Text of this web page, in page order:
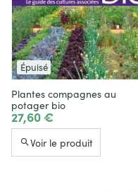
Épuisé
Plantes compagnes au
potager bio
27,60 €
Voir le produit